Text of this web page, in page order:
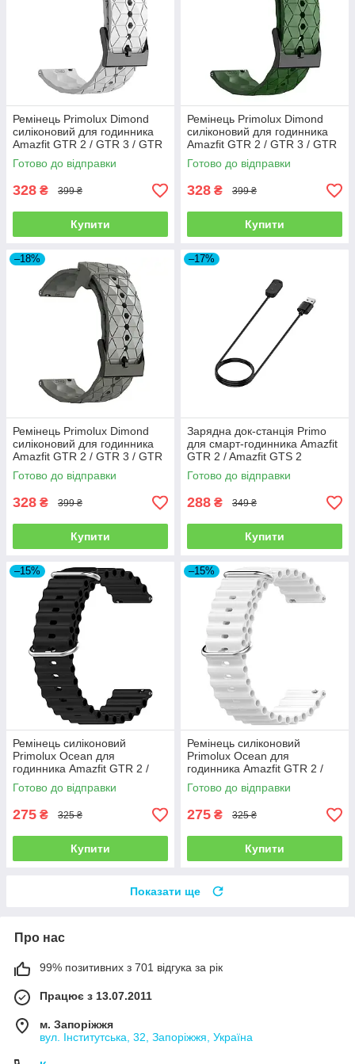
Ремінець Primolux Dimond
силіконовий для годинника
Amazfit GTR 2 / GTR 3 / GTR
4 - White
Готово до відправки
328 ₴ 399 ₴
Купити
Ремінець Primolux Dimond
силіконовий для годинника
Amazfit GTR 2 / GTR 3 / GTR
4 - Army Green
Готово до відправки
328 ₴ 399 ₴
Купити
–18%
Ремінець Primolux Dimond
силіконовий для годинника
Amazfit GTR 2 / GTR 3 / GTR
4 - Grey
Готово до відправки
328 ₴ 399 ₴
Купити
–17%
Зарядна док-станція Primo
для смарт-годинника Amazfit
GTR 2 / Amazfit GTS 2
Готово до відправки
288 ₴ 349 ₴
Купити
–15%
Ремінець силіконовий
Primolux Ocean для
годинника Amazfit GTR 2 /
GTR 3 / GTR 4 - Black
Готово до відправки
275 ₴ 325 ₴
Купити
–15%
Ремінець силіконовий
Primolux Ocean для
годинника Amazfit GTR 2 /
GTR 3 / GTR 4 - White
Готово до відправки
275 ₴ 325 ₴
Купити
Показати ще
Про нас
99% позитивних з 701 відгука за рік
Працює з 13.07.2011
м. Запоріжжя
вул. Інститутська, 32, Запоріжжя, Україна